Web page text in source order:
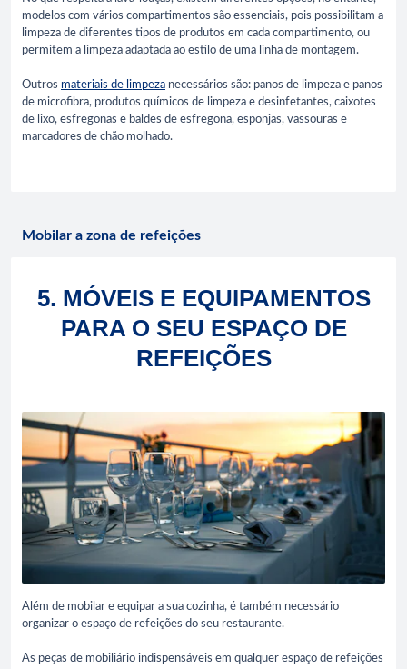
modelos com vários compartimentos são essenciais, pois possibilitam a
limpeza de diferentes tipos de produtos em cada compartimento, ou
permitem a limpeza adaptada ao estilo de uma linha de montagem.
Outros materiais de limpeza necessários são: panos de limpeza e panos
de microfibra, produtos químicos de limpeza e desinfetantes, caixotes
de lixo, esfregonas e baldes de esfregona, esponjas, vassouras e
marcadores de chão molhado.
Mobilar a zona de refeições
5. MÓVEIS E EQUIPAMENTOS
PARA O SEU ESPAÇO DE
REFEIÇÕES
Além de mobilar e equipar a sua cozinha, é também necessário
organizar o espaço de refeições do seu restaurante.
As peças de mobiliário indispensáveis em qualquer espaço de refeições